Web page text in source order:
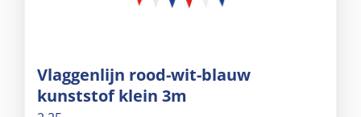
Vlaggenlijn rood-wit-blauw
kunststof klein 3m